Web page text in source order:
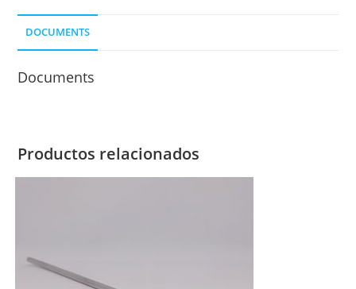
COMUN
LONG.
CLAVO
5
AÑOS)
cantidad
DOCUMENTS
Documents
Productos relacionados